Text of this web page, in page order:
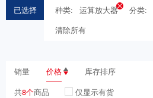
已选择
种类: 运算放大器 分类:
清除所有
销量 价格
库存排序
共8个商品 仅显示有货